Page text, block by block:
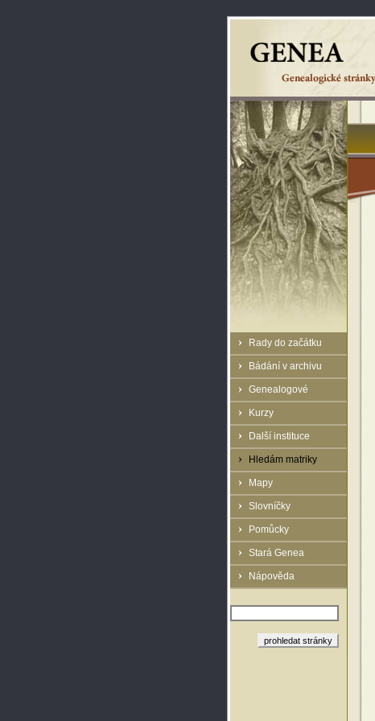
Rady do začátku
Bádání v archivu
Genealogové
Kurzy
Další instituce
Hledám matriky
Mapy
Slovníčky
Pomůcky
Stará Genea
Nápověda